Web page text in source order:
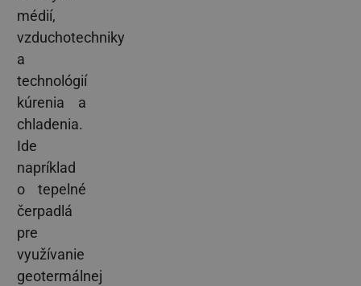
médií,
vzduchotechniky
a
technológií
kúrenia a
chladenia.
Ide
napríklad
o tepelné
čerpadlá
pre
využívanie
geotermálnej